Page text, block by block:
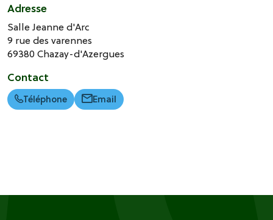
Adresse
Salle Jeanne d'Arc
9 rue des varennes
69380Chazay-d'Azergues
Contact
Téléphone Email